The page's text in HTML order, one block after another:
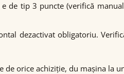
de tip 3 puncte (verifică
dezactivat obligatoriu.
orice achiziție, du mașina la